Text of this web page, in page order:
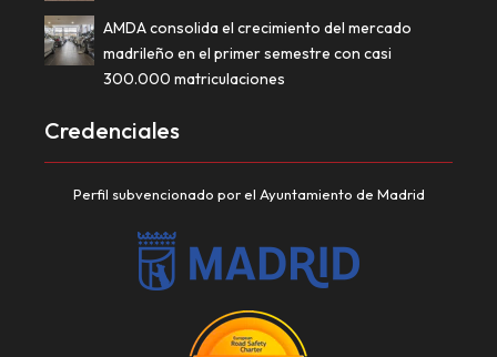
AMDA consolida el crecimiento del mercado
madrileño en el primer semestre con casi
300.000 matriculaciones
Credenciales
Perfil subvencionado por el Ayuntamiento de Madrid